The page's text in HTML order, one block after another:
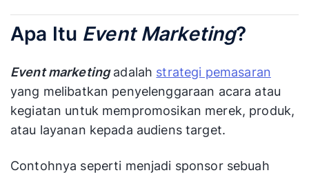
Apa Itu Event Marketing?
Event marketing adalah strategi pemasaran
yang melibatkan penyelenggaraan acara atau
kegiatan untuk mempromosikan merek, produk,
atau layanan kepada audiens target.
Contohnya seperti menjadi sponsor sebuah